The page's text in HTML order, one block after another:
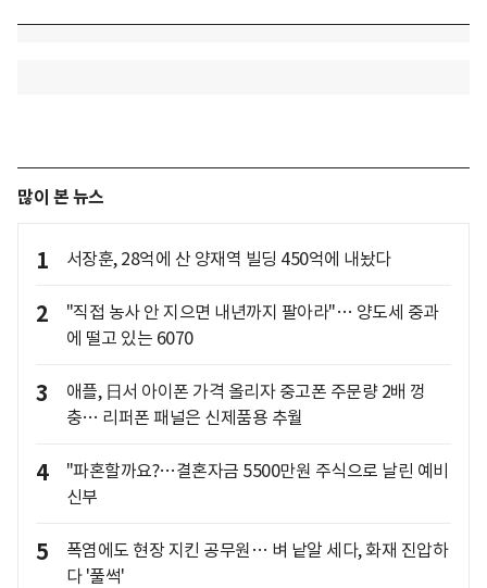
많이 본 뉴스
1 서장훈, 28억에 산 양재역 빌딩 450억에 내놨다
2
"직접 농사 안 지으면 내년까지 팔아라"… 양도세 중과
에 떨고 있는 6070
3
애플, 日서 아이폰 가격 올리자 중고폰 주문량 2배 껑
충… 리퍼폰 패널은 신제품용 추월
4
"파혼할까요?…결혼자금 5500만원 주식으로 날린 예비
신부
5
폭염에도 현장 지킨 공무원… 벼 낱알 세다, 화재 진압하
다 '풀썩'